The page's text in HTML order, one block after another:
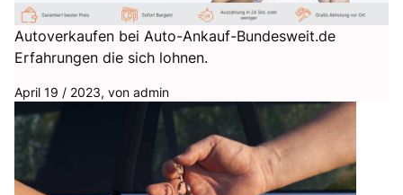
Autoverkaufen bei Auto-Ankauf-Bundesweit.de
Erfahrungen die sich lohnen.
April 19 / 2023, von admin